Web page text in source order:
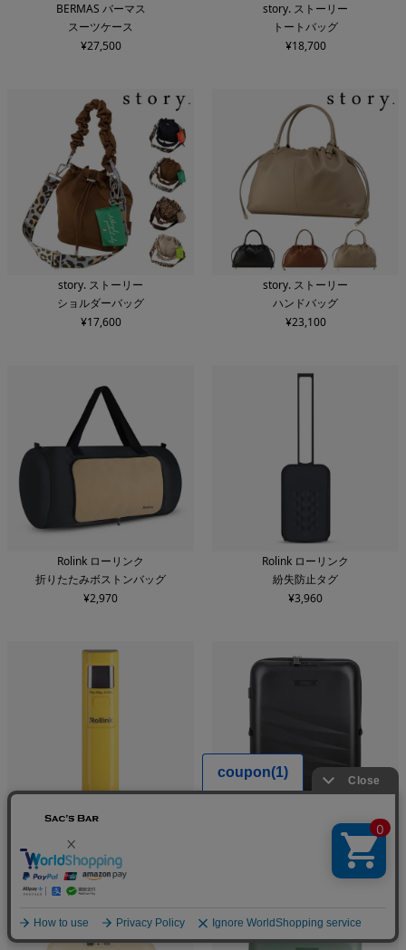
BERMAS バーマス
スーツケース
¥27,500
story. ストーリー
トートバッグ
¥18,700
story. ストーリー
ショルダーバッグ
¥17,600
story. ストーリー
ハンドバッグ
¥23,100
Rolink ローリンク
折りたたみボストンバッグ
¥2,970
Rolink ローリンク
紛失防止タグ
¥3,960
Rolink ローリンク
重量計
¥3,960
Rolink ローリンク
折りたためるスーツケース